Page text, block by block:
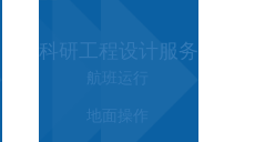
科研工程设计服务
航班运行
地面操作